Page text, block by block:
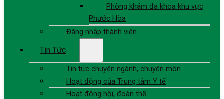
Phòng khám đa khoa khu vực
Phước Hòa
Đăng nhập thành viên
Tin Tức
Tin tức chuyên ngành, chuyên môn
Hoạt động của Trung tâm Y tế
Hoạt động hội, đoàn thể